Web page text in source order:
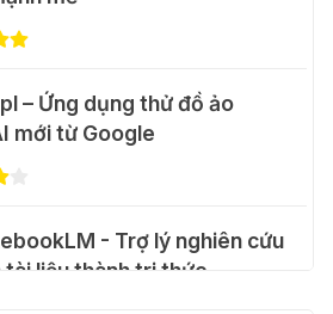
2026
dẫn nhận Google Plus 12
phí
Xuất hiện script và
giả mạo giúp "mở khóa"
– Ứng dụng thử đồ ảo
mới từ Google
- Trợ lý nghiên cứu
tài liệu thành tri thức